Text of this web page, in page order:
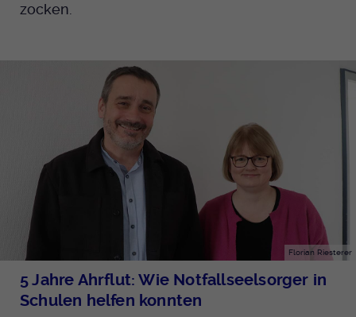
zocken.
Florian Riesterer
5 Jahre Ahrflut: Wie Notfallseelsorger in
Schulen helfen konnten